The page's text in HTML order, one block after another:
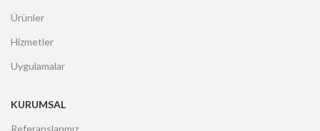
Ürünler
Hizmetler
Uygulamalar
KURUMSAL
Referanslarımız